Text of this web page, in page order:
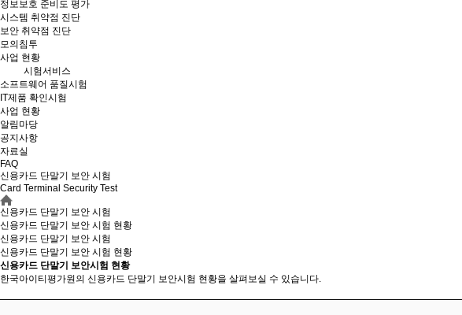
정보보호 준비도 평가
시스템 취약점 진단
보안 취약점 진단
모의침투
사업 현황
시험서비스
소프트웨어 품질시험
IT제품 확인시험
사업 현황
알림마당
공지사항
자료실
FAQ
신용카드 단말기 보안 시험
Card Terminal Security Test
신용카드 단말기 보안 시험
신용카드 단말기 보안 시험 현황
신용카드 단말기 보안 시험
신용카드 단말기 보안 시험 현황
신용카드 단말기 보안시험 현황
한국아이티평가원의 신용카드 단말기 보안시험 현황을 살펴보실 수 있습니다.